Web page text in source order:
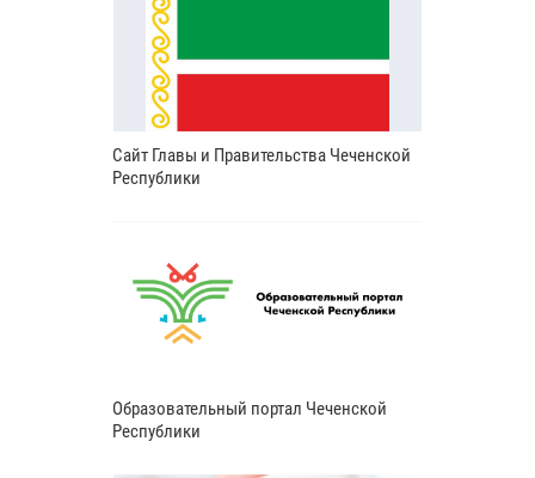
Сайт Главы и Правительства Чеченской
Республики
Образовательный портал Чеченской
Республики